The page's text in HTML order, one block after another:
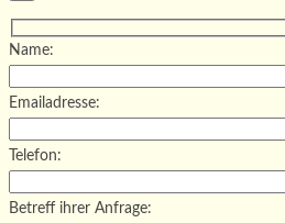
Name:
Emailadresse:
Telefon:
Betreff ihrer Anfrage: